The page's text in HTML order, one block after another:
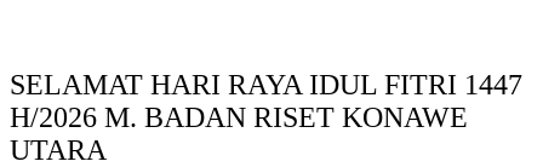
SELAMAT HARI RAYA IDUL FITRI 1447
H/2026 M. BADAN RISET KONAWE
UTARA